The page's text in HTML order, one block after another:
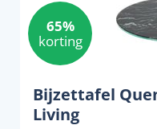
65%
korting
Bijzettafel
Living